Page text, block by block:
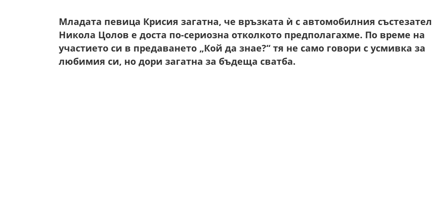
Младата певица Крисия загатна, че връзката ѝ с автомобилния състезател
Никола Цолов е доста по-сериозна отколкото предполагахме. По време на
участието си в предаването „Кой да знае?“ тя не само говори с усмивка за
любимия си, но дори загатна за бъдеща сватба.